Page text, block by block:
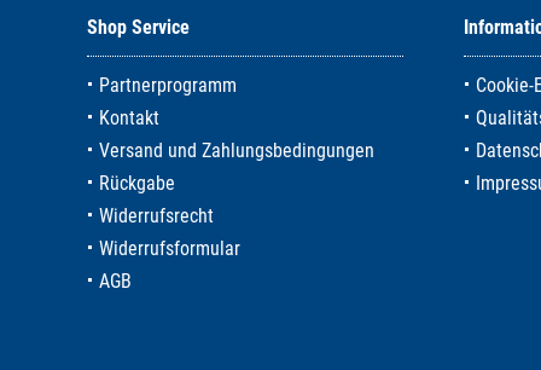
Shop Service
Partnerprogramm
Kontakt
Versand und Zahlungsbedingungen
Rückgabe
Widerrufsrecht
Widerrufsformular
AGB
Cookie-